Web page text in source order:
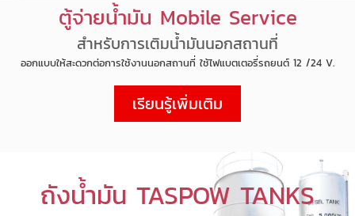
ตู้จ่ายน้ำมัน Mobile Service
สำหรับการเติมน้ำมันนอกสถานที่
ออกแบบให้สะดวกต่อการใช้งานนอกสถานที่ ใช้ไฟแบตเตอรี่รถยนต์ 12 /24 V.
เรียนรู้เพิ่มเติม
ถังน้ำมัน TASPOW TANKS